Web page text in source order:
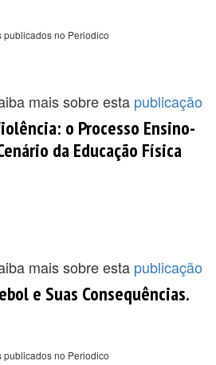
publicados no Periodico
mais sobre esta publicação
o Processo Ensino-
da Educação Física
mais sobre esta publicação
e Suas Consequências.
publicados no Periodico